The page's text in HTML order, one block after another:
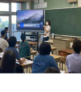
οθόνη
οθόνη